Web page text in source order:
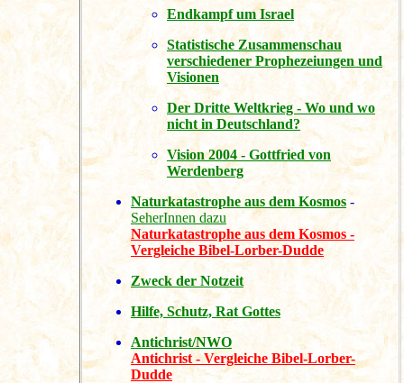
Endkampf um Israel
Statistische Zusammenschau
verschiedener Prophezeiungen und
Visionen
Der Dritte Weltkrieg - Wo und wo
nicht in Deutschland?
Vision 2004 - Gottfried von
Werdenberg
Naturkatastrophe aus dem Kosmos -
SeherInnen dazu
Naturkatastrophe aus dem Kosmos -
Vergleiche Bibel-Lorber-Dudde
Zweck der Notzeit
Hilfe, Schutz, Rat Gottes
Antichrist/NWO
Antichrist - Vergleiche Bibel-Lorber-
Dudde